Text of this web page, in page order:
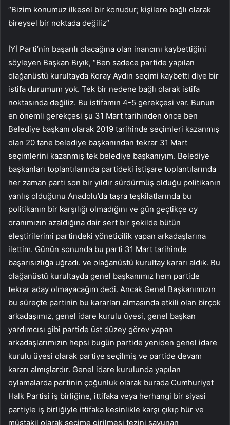
“Bizim konumuz ilkesel bir konudur; kişilere bağlı olarak
bireysel bir noktada değiliz”
İYİ Parti’nin başarılı olacağına olan inancını kaybettiğini
söyleyen Başkan Bıyık, “Ben sadece partide yapılan
olağanüstü kurultayda Koray Aydın seçimi kaybetti diye bir
istifa durumum yok. Tek bir nedene bağlı olarak istifa
noktasında değiliz. Bu istifamın 4-5 gerekçesi var. Bunun
en önemli gerekçesi şu 31 Mart tarihinden önce ben
Belediye başkanı olarak 2019 tarihinde seçimleri kazanmış
olan 20 tane belediye başkanından tekrar 31 Mart
seçimlerini kazanmış tek belediye başkanıyım. Belediye
başkanları toplantılarında partideki istişare toplantılarında
her zaman parti son bir yıldır sürdürmüş olduğu politikanın
yanlış olduğunu Anadolu’da taşra teşkilatlarında bu
politikanın bir karşılığı olmadığını ve gün geçtikçe oy
oranımızın azaldığına dair sert bir şekilde bütün
eleştirilerimi partindeki yöneticilik yapan arkadaşlarına
ilettim. Günün sonunda bu parti 31 Mart tarihinde
başarısızlığa uğradı. ve olağanüstü kurultay kararı aldık. Bu
olağanüstü kurultayda genel başkanımız hem partide
tekrar aday olmayacağım dedi. Ancak Genel Başkanımızın
bu süreçte partinin bu kararları almasında etkili olan birçok
arkadaşımız, genel idare kurulu üyesi, genel başkan
yardımcısı gibi partide üst düzey görev yapan
arkadaşlarımızın hepsi bugün partide yeniden genel idare
kurulu üyesi olarak partiye seçilmiş ve partide devam
kararı almışlardır. Genel idare kurulunda yapılan
oylamalarda partinin çoğunluk olarak burada Cumhuriyet
Halk Partisi iş birliğine, ittifaka veya herhangi bir siyasi
partiyle iş birliğiyle ittifaka kesinlikle karşı çıkıp hür ve
müstakil olarak seçime girilmesi tezini savunan